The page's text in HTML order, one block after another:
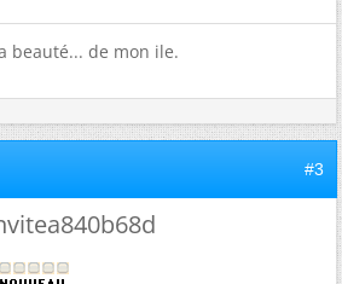
beauté... de mon ile.
#3